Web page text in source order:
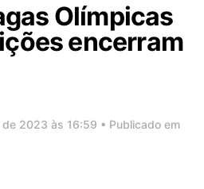
Olímpicas
encerram
2023 às 16:59 • Publicado em